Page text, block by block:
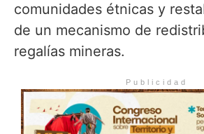
comunidades étnicas y
de un mecanismo de
regalías mineras.
Publicidad